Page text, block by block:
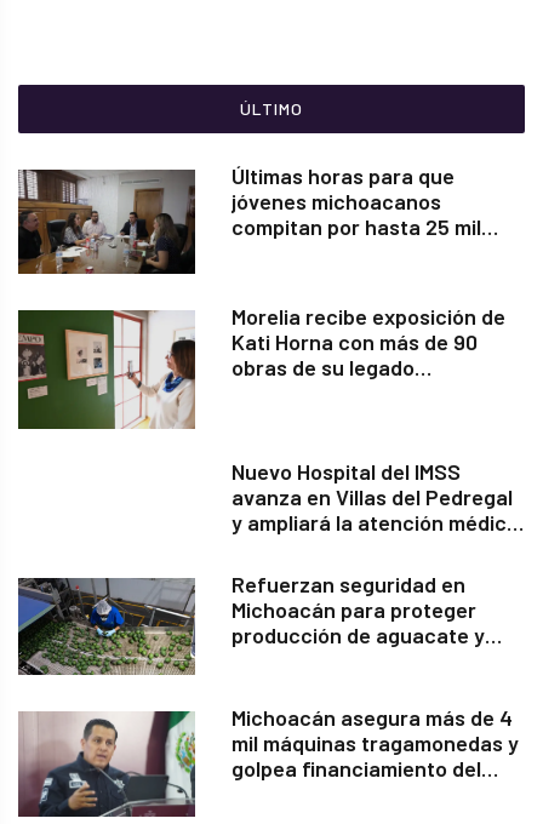
ÚLTIMO
Últimas horas para que
jóvenes michoacanos
compitan por hasta 25 mil
Morelia recibe exposición de
Kati Horna con más de 90
obras de su legado
Nuevo Hospital del IMSS
avanza en Villas del Pedregal
y ampliará la atención médica
Refuerzan seguridad en
Michoacán para proteger
producción de aguacate y
Michoacán asegura más de 4
mil máquinas tragamonedas y
golpea financiamiento del